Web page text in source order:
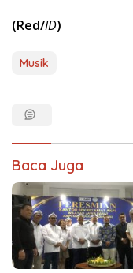
(Red/ID)
Musik
Baca Juga